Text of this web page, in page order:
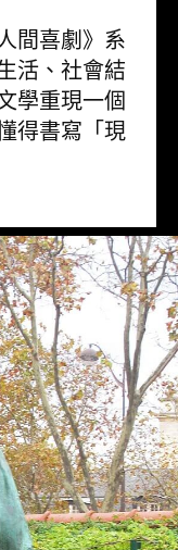
間喜劇》系
活、社會結
學重現一個
得書寫「現